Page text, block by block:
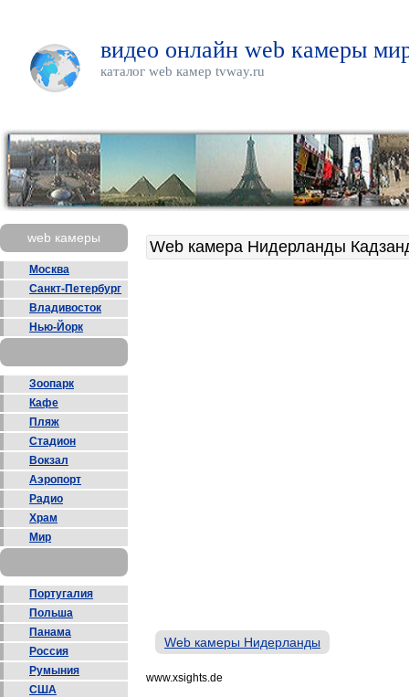
видео онлайн web камеры
каталог web камер tvway.ru
web камеры
Москва
Санкт-Петербург
Владивосток
Нью-Йорк
Зоопарк
Кафе
Пляж
Стадион
Вокзал
Аэропорт
Радио
Храм
Мир
Португалия
Польша
Панама
Россия
Румыния
США
Web камера Нидерланды
Web камеры Нидерланды
www.xsights.de